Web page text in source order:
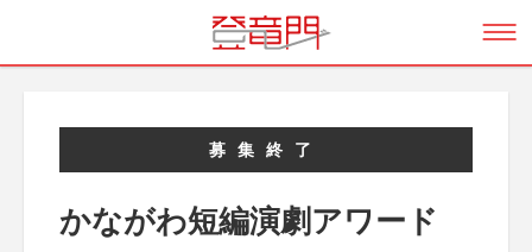
募集終了
かながわ短編演劇アワード